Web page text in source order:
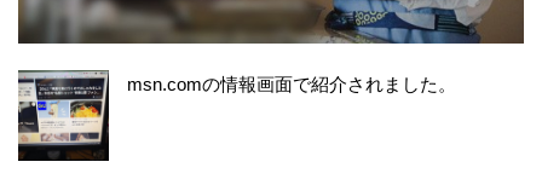
msn.comの情報画面で紹介されました。